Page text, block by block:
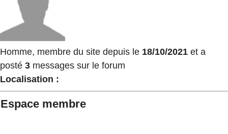
Homme, membre du site depuis le 18/10/2021 et a
posté 3 messages sur le forum
Localisation :
Espace membre